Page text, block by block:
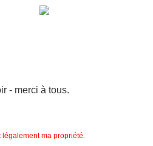
- merci à tous.
légalement ma propriété.